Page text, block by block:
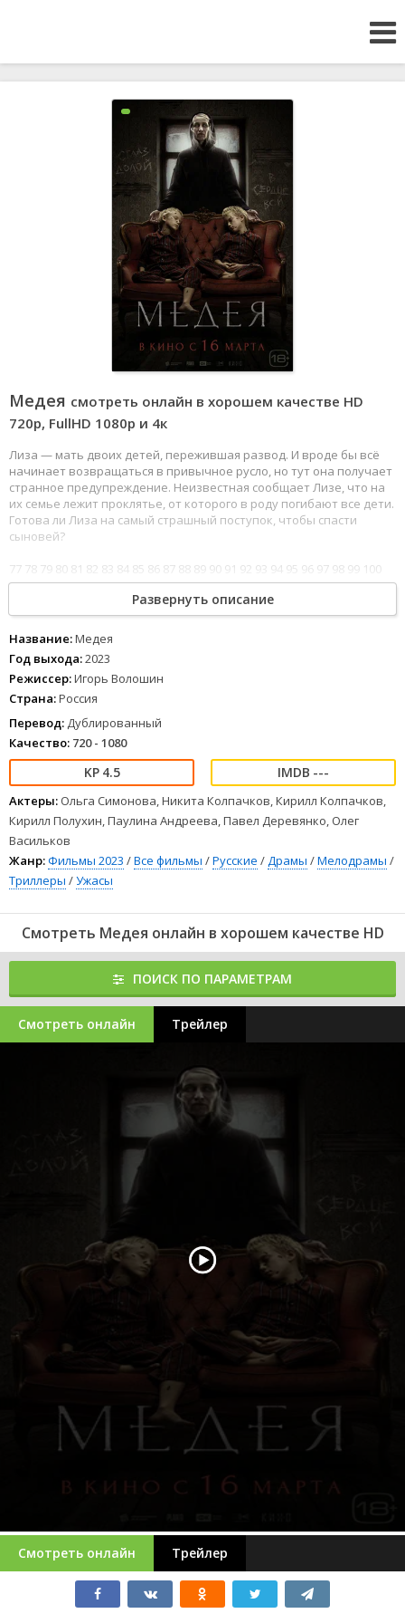
Медея смотреть онлайн в хорошем качестве HD
720p, FullHD 1080р и 4к
Лиза — мать двоих детей, пережившая развод. И вроде бы всё
начинает возвращаться в привычное русло, но тут она получает
странное предупреждение. Неизвестная сообщает Лизе, что на
их семье лежит проклятье, от которого в роду погибают все дети.
Готова ли Лиза на самый страшный поступок, чтобы спасти
сыновей?
77 78 79 80 81 82 83 84 85 86 87 88 89 90 91 92 93 94 95 96 97 98 99 100
Медея (2023) вы можете смотреть онлайн бесплатно в хорошем
качестве полностью на русском языке на любом устройстве.
Развернуть описание
Название:Медея
Год выхода:2023
Режиссер:Игорь Волошин
Страна:Россия
Перевод: Дублированный
Качество: 720 - 1080
4.5 ---
Актеры: Ольга Симонова, Никита Колпачков, Кирилл Колпачков,
Кирилл Полухин, Паулина Андреева, Павел Деревянко, Олег
Васильков
Жанр:Фильмы 2023 /Все фильмы /Русские /Драмы /Мелодрамы /
Триллеры /Ужасы
Смотреть Медея онлайн в хорошем качестве HD
ПОИСК ПО ПАРАМЕТРАМ
Смотреть онлайн Трейлер
Смотреть онлайн Трейлер